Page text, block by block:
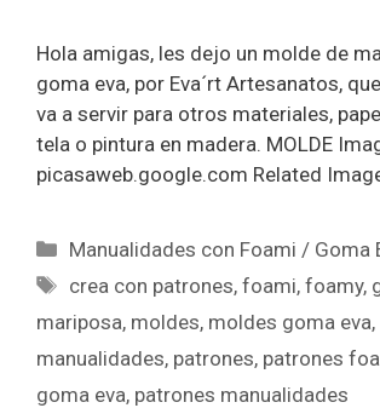
Hola amigas, les dejo un molde de
goma eva, por Eva´rt Artesanatos,
va a servir para otros materiales,
tela o pintura en madera. MOLDE
picasaweb.google.com Related
Manualidades con Foami / Goma
crea con patrones,foami,foamy,
mariposa, moldes, moldes goma eva,
manualidades, patrones, patrones
goma eva, patrones manualidades